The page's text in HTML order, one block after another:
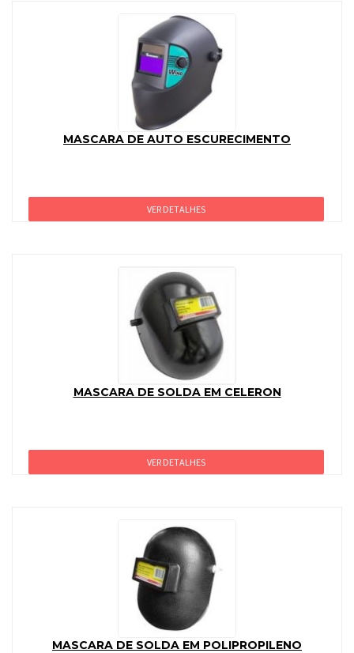
MASCARA DE AUTO ESCURECIMENTO
VER DETALHES
MASCARA DE SOLDA EM CELERON
VER DETALHES
MASCARA DE SOLDA EM POLIPROPILENO